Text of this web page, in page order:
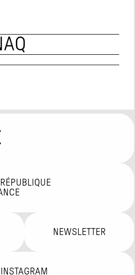
NEWSLETTER
INSTAGRAM